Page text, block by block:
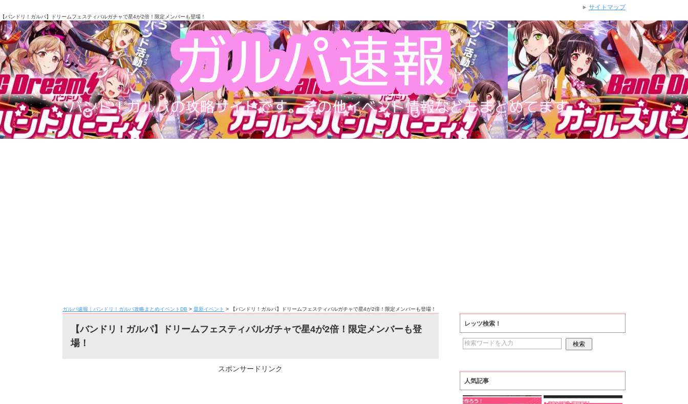
【バンドリ！ガルパ】ドリームフェスティバルガチャで星4が2倍！限定メンバーも登場！
ガルパ速報｜バンドリ！ガルパ攻略まとめイベントDB > 最新イベント > 【バンドリ！ガルパ】ドリームフェスティバルガチャで星4が2倍！限定メンバーも登場！
【バンドリ！ガルパ】ドリームフェスティバルガチャで星4が2倍！限定メンバーも登
場！
スポンサードリンク
レッツ検索！
人気記事
サイトマップ